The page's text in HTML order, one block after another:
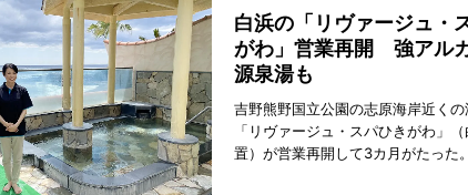
白浜の「リヴァージュ・
がわ」営業再開 強アル
源泉湯も
吉野熊野国立公園の志原海岸近く
「リヴァージュ・スパひきがわ」
置）が営業再開して3カ月がたった